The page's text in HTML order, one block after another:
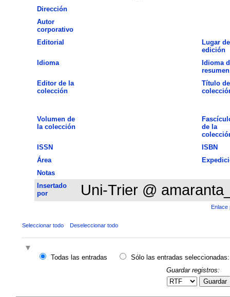
Dirección
Autor
corporativo
Editorial
Lugar de
edición
Idioma
Idioma
resumen
Editor de la
colección
Título
Volumen de
la colección
de la
ISSN
ISBN
Área
Notas
Insertado
por
Uni-Trier @
Enlace
Seleccionar todo Deseleccionar todo
Todas las entradas
Sólo las entradas seleccionadas:
Guardar registros:
Guardar